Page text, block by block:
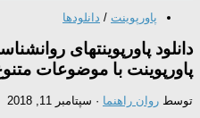
پاورپوینت / دانلودها
پاورپوینت با موضوعات
توسط روان راهنما · سپتامبر 11, 2018